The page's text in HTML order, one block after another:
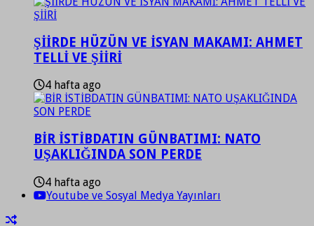
ŞİİRDE HÜZÜN VE İSYAN MAKAMI: AHMET
TELLİ VE ŞİİRİ
4 hafta ago
BİR İSTİBDATIN GÜNBATIMI: NATO
UŞAKLIĞINDA SON PERDE
4 hafta ago
Youtube ve Sosyal Medya Yayınları